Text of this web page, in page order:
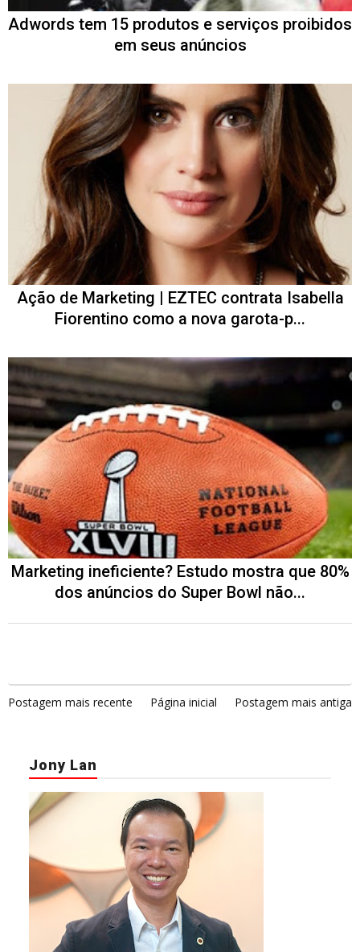
Adwords tem 15 produtos e serviços proibidos
em seus anúncios
Ação de Marketing | EZTEC contrata Isabella
Fiorentino como a nova garota-p...
Marketing ineficiente? Estudo mostra que 80%
dos anúncios do Super Bowl não...
Postagem mais recente Página inicial Postagem mais antiga
Jony Lan